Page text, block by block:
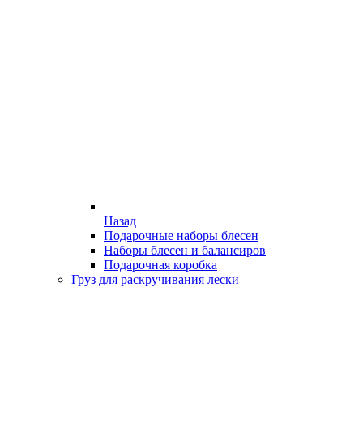
Назад
Подарочные наборы блесен
Наборы блесен и балансиров
Подарочная коробка
Груз для раскручивания лески